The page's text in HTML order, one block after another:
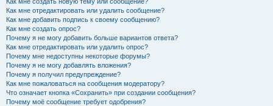
Как мне отредактировать или удалить сообщение?
Как мне добавить подпись к своему сообщению?
Как мне создать опрос?
Почему я не могу добавить больше вариантов ответа?
Как мне отредактировать или удалить опрос?
Почему мне недоступны некоторые форумы?
Почему я не могу добавлять вложения?
Почему я получил предупреждение?
Как мне пожаловаться на сообщения модератору?
Что означает кнопка «Сохранить» при создании сообщения?
Почему моё сообщение требует одобрения?